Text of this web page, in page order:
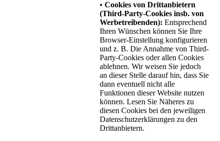
• Cookies von Drittanbietern
(Third-Party-Cookies insb. von
Werbetreibenden): Entsprechend
Ihren Wünschen können Sie Ihre
Browser-Einstellung konfigurieren
und z. B. Die Annahme von Third-
Party-Cookies oder allen Cookies
ablehnen. Wir weisen Sie jedoch
an dieser Stelle darauf hin, dass Sie
dann eventuell nicht alle
Funktionen dieser Website nutzen
können. Lesen Sie Näheres zu
diesen Cookies bei den jeweiligen
Datenschutzerklärungen zu den
Drittanbietern.